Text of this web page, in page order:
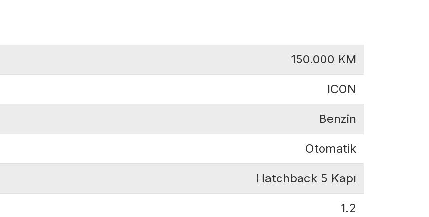
150.000 KM
ICON
Benzin
Otomatik
Hatchback 5 Kapı
1.2